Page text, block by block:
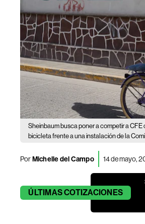
Sheinbaum busca poner a competir a
bicicleta frente a una instalación de la
PorMichelle del Campo 14 de mayo,
ÚLTIMASCOTIZACIONES